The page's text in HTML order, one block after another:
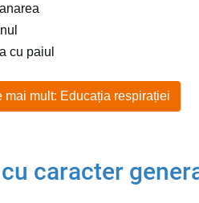
cu paiul
mai mult: Educația respirației
caracter